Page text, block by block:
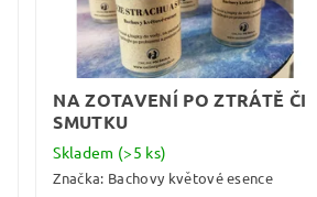
NA ZOTAVENÍ PO ZTRÁTĚ ČI
SMUTKU
Skladem (>5 ks)
Značka: Bachovy květové esence